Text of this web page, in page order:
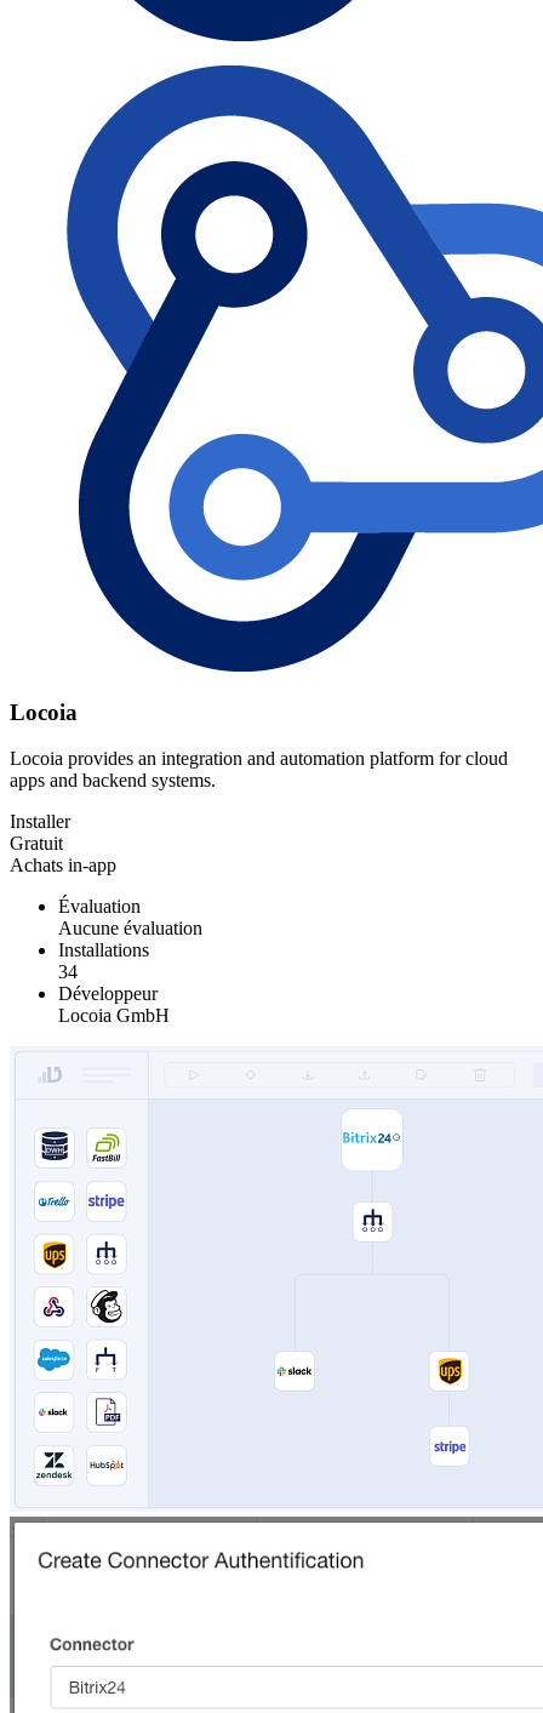
Locoia
Locoia provides an integration and automation platform for cloud
apps and backend systems.
Installer
Gratuit
Achats in-app
Évaluation
Aucune évaluation
Installations
34
Développeur
Locoia GmbH